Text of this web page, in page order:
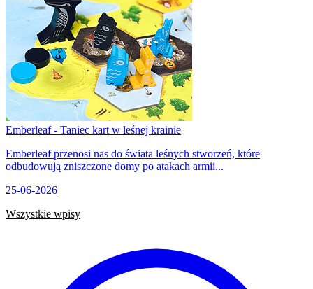
Emberleaf - Taniec kart w leśnej krainie
Emberleaf przenosi nas do świata leśnych stworzeń, które
odbudowują zniszczone domy po atakach armii...
25-06-2026
Wszystkie wpisy